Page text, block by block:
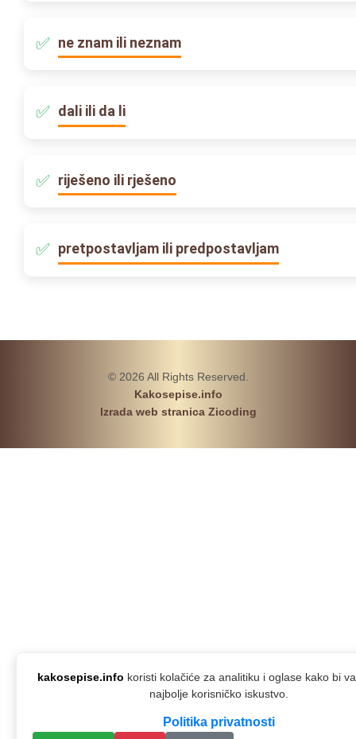
ne znam ili neznam
dali ili da li
riješeno ili rješeno
pretpostavljam ili predpostavljam
© 2026 All Rights Reserved.
Kakosepise.info
Izrada web stranica Zicoding
kakosepise.info koristi kolačiće za analitiku i oglase kako bi
najbolje korisničko iskustvo.
Politika privatnosti